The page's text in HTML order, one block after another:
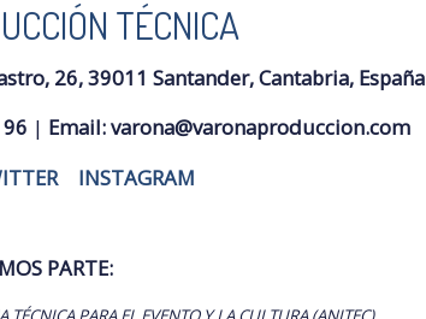
TÉCNICA
26, 39011 Santander, Cantabria, España
| Email:varona@varonaproduccion.com
| INSTAGRAM
PARTE: